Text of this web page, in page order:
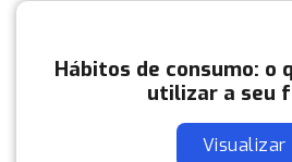
Hábitos de consumo: o
utilizar a seu
Visualizar